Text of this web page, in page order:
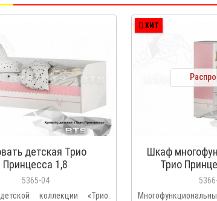
детская Трио
Принцесса 1,8
5365-04
коллекции «Трио.
ХИТ
Шкаф
Трио